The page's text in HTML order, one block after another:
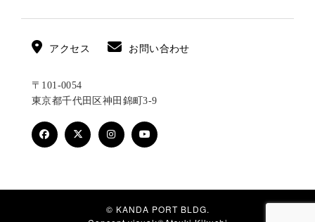
アクセス お問い合わせ
〒101-0054
東京都千代田区神田錦町3-9
© KANDA PORT BLDG.